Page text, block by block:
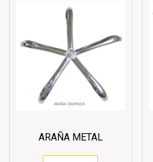
ARAÑA METAL